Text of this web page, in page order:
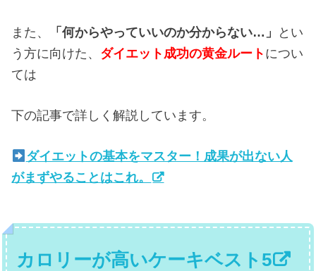
また、 「何からやっていいのか分からない…」
とい
う方に向けた、 ダイエット成功の黄金ルート につい
ては
下の記事で詳しく解説しています。
ダイエットの基本をマスター！成果が出ない人
がまずやることはこれ。
カロリーが高いケーキベスト5